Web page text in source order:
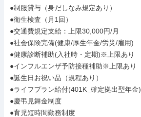
●制服貸与（身だしなみ規定あり）
●衛生検査（月1回）
●交通費規定支給：上限30,000円/月
●社会保険完備(健康/厚生年金/労災/雇用)
●健康診断補助(入社時・定期)※上限あり
●インフルエンザ予防接種補助※上限あり
●誕生日お祝い品（規程あり）
●ライフプラン給付(401K_確定拠出型年金)
●慶弔見舞金制度
●育児短時間勤務制度